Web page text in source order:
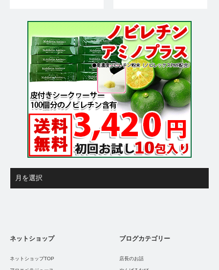
ネットショップ
ネットショップTOP
ブログカテゴリー
店長のお話